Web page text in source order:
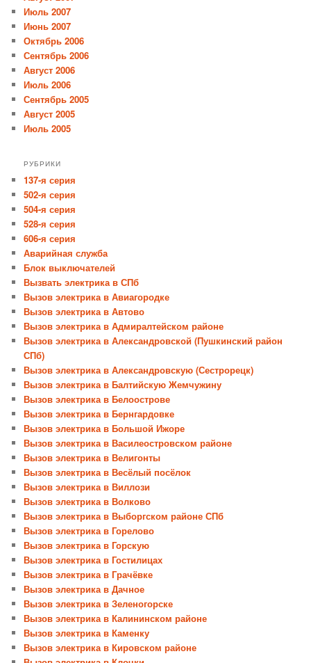
Июль 2007
Июнь 2007
Октябрь 2006
Сентябрь 2006
Август 2006
Июль 2006
Сентябрь 2005
Август 2005
Июль 2005
РУБРИКИ
137-я серия
502-я серия
504-я серия
528-я серия
606-я серия
Аварийная служба
Блок выключателей
Вызвать электрика в СПб
Вызов электрика в Авиагородке
Вызов электрика в Автово
Вызов электрика в Адмиралтейском районе
Вызов электрика в Александровской (Пушкинский район
СПб)
Вызов электрика в Александровскую (Сестрорецк)
Вызов электрика в Балтийскую Жемчужину
Вызов электрика в Белоострове
Вызов электрика в Бернгардовке
Вызов электрика в Большой Ижоре
Вызов электрика в Василеостровском районе
Вызов электрика в Велигонты
Вызов электрика в Весёлый посёлок
Вызов электрика в Виллози
Вызов электрика в Волково
Вызов электрика в Выборгском районе СПб
Вызов электрика в Горелово
Вызов электрика в Горскую
Вызов электрика в Гостилицах
Вызов электрика в Грачёвке
Вызов электрика в Дачное
Вызов электрика в Зеленогорске
Вызов электрика в Калининском районе
Вызов электрика в Каменку
Вызов электрика в Кировском районе